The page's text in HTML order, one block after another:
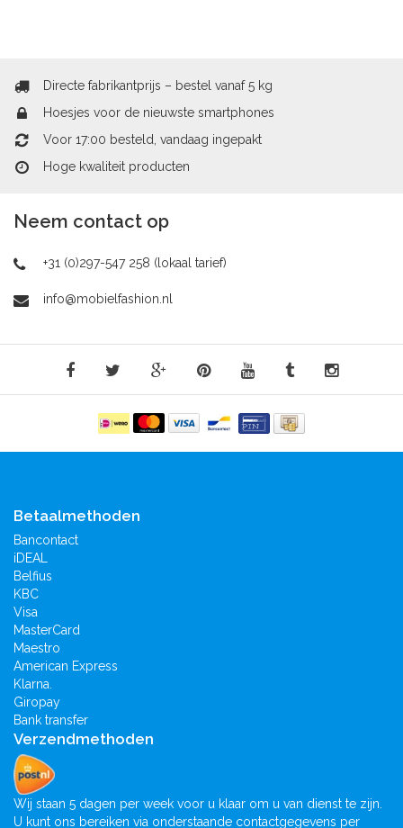
Directe fabrikantprijs – bestel vanaf 5 kg
Hoesjes voor de nieuwste smartphones
Voor 17:00 besteld, vandaag ingepakt
Hoge kwaliteit producten
Neem contact op
+31 (0)297-547 258 (lokaal tarief)
info@mobielfashion.nl
Betaalmethoden
Bancontact
iDEAL
Belfius
KBC
Visa
MasterCard
Maestro
American Express
Klarna.
Giropay
Bank transfer
Verzendmethoden
Wij staan 5 dagen per week voor u klaar om u van dienst te zijn.
U kunt ons bereiken via onderstaande contactgegevens per